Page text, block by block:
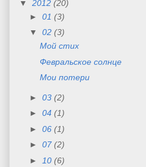
▼ 2012 (20)
► 01 (3)
▼ 02 (3)
Мой стих
Февральское солнце
Мои потери
► 03 (2)
► 04 (1)
► 06 (1)
► 07 (2)
►
10 (6)